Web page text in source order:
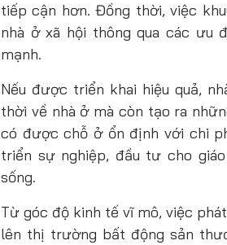
tiếp cận hơn. Đồng thời, việc
nhà ở xã hội thông qua các ưu
mạnh.
Nếu được triển khai hiệu quả,
thời về nhà ở mà còn tạo ra
có được chỗ ở ổn định với chi
triển sự nghiệp, đầu tư cho
sống.
Từ góc độ kinh tế vĩ mô, việc
lên thị trường bất động sản